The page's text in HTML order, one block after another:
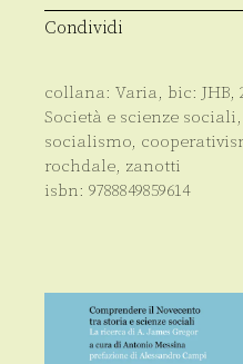
Condividi
collana: Varia, bic: JHB,
Società e scienze sociali,
socialismo,
rochdale, zanotti
isbn: 9788849859614